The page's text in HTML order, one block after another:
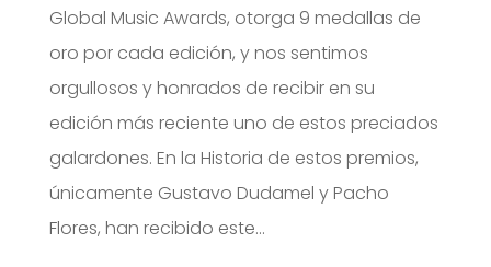
Global Music Awards, otorga 9 medallas de
oro por cada edición, y nos sentimos
orgullosos y honrados de recibir en su
edición más reciente uno de estos preciados
galardones. En la Historia de estos premios,
únicamente Gustavo Dudamel y Pacho
Flores, han recibido este...